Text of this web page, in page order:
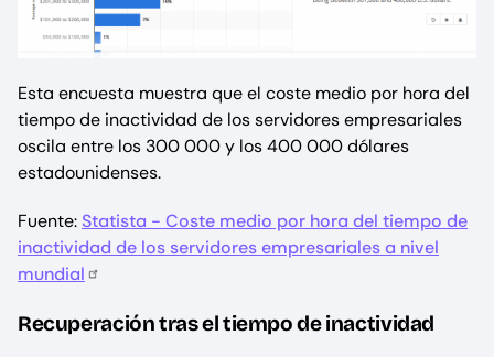
Esta encuesta muestra que el coste medio por hora del
tiempo de inactividad de los servidores empresariales
oscila entre los 300 000 y los 400 000 dólares
estadounidenses.
Fuente:Statista - Coste medio por hora del tiempo de
inactividad de los servidores empresariales a nivel
mundial
Recuperación tras el tiempo de inactividad